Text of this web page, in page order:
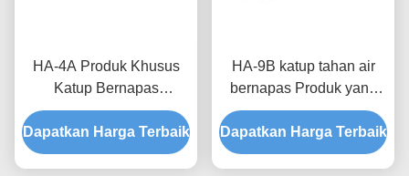
HA-4A Produk Khusus
Katup Bernapas
Waterproof untuk
Perlindungan Peralatan
yang Optimal dan
Dapatkan Harga Terbaik
HA-9B katup tahan air
bernapas Produk yang
disesuaikan untuk
elektronik konsumen dan
Waterproofing Tingkat
Dapatkan Harga Terbaik